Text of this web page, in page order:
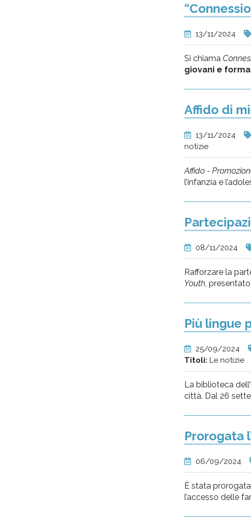
13/11/2024
Si chiama
giovani e
Affido di
13/11/2024
notizie
Affido -
l’infanzia e
08/11/2024
Rafforzare la
Youth ,
Più lingue
25/09/2024
Titoli: Le notizie
La biblioteca
città. Dal 26
Prorogata
06/09/2024
È stata
l’accesso delle